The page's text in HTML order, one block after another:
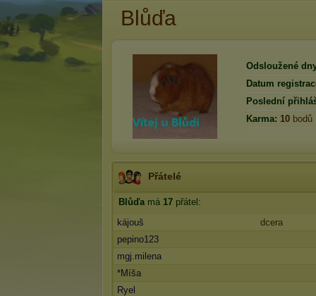
Blůďa
Odsloužené
Datum
Poslední
Karma: 10 bodů
Přátelé
Blůďamá 17 přátel:
kájouš
dcera
pepino123
mgj.milena
*Míša
Ryel